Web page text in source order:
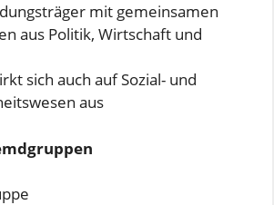
mit gemeinsamen
aus Politik, Wirtschaft und
sich auch auf Sozial- und
aus